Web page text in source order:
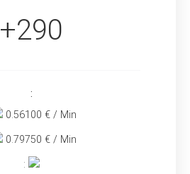
+290
:
0.56100 € / Min
0.79750 € / Min
: